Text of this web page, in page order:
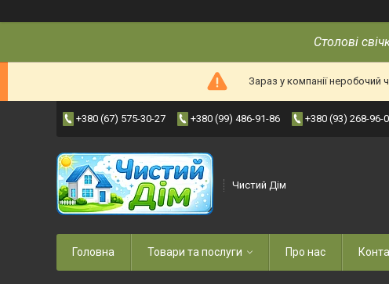
Столові
Зараз у компанії
+380 (67) 575-30-27 +380 (99) 486-91-86 +380 (93) 268-96-
Чистий Дім
Головна Товари та послуги Про нас